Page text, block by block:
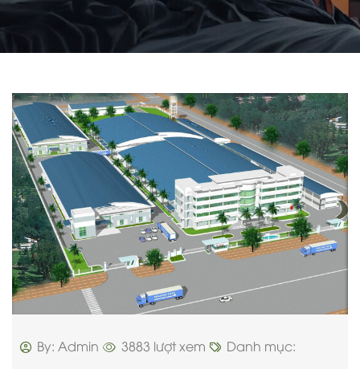
By: Admin 3883 lượt xem Danh mục: